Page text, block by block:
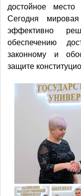
достойное место
Сегодня
эффективно
обеспечению
законному и
защите